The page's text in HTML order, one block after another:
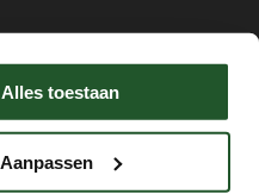
Alles toestaan
Aanpassen